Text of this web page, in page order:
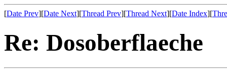
[Date Prev][Date Next][Thread Prev][Thread Next][Date Index][
Re: Dosoberflaeche